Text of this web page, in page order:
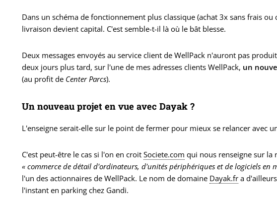
Dans un schéma de fonctionnement plus classique (achat 3x sans frais
livraison devient capital. C'est semble-t-il là où le bât blesse.
Deux messages envoyés au service client de WellPack n'auront pas
deux jours plus tard, sur l'une de mes adresses clients WellPack, un
(au profit de Center Parcs).
Un nouveau projet en vue avec Dayak ?
L'enseigne serait-elle sur le point de fermer pour mieux se relancer avec
C'est peut-être le cas si l'on en croitSociete.com qui nous renseigne sur la
« commerce de détail d'ordinateurs, d'unités périphériques et de logiciels en
l'un des actionnaires de WellPack. Le nom de domaine Dayak.fr a
l'instant en parking chez Gandi.